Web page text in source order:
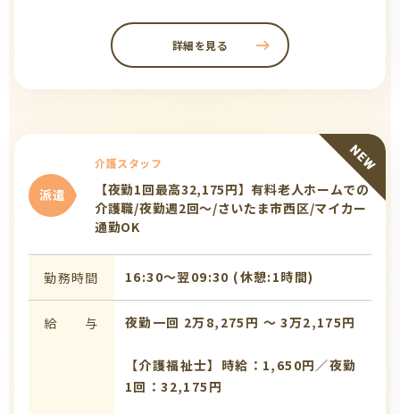
詳細を見る
派遣
介護スタッフ
【夜勤1回最高32,175円】有料老人ホームでの
介護職/夜勤週2回～/さいたま市西区/マイカー
通勤OK
勤務時間 16:30〜翌09:30 (休憩:1時間)
給 与 夜勤一回 2万8,275円 〜 3万2,175円
【介護福祉士】時給：1,650円／夜勤
1回：32,175円